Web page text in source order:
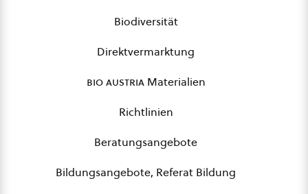
Biodiversität
Direktvermarktung
bio austriaMaterialien
Richtlinien
Beratungsangebote
Bildungsangebote, Referat Bildung